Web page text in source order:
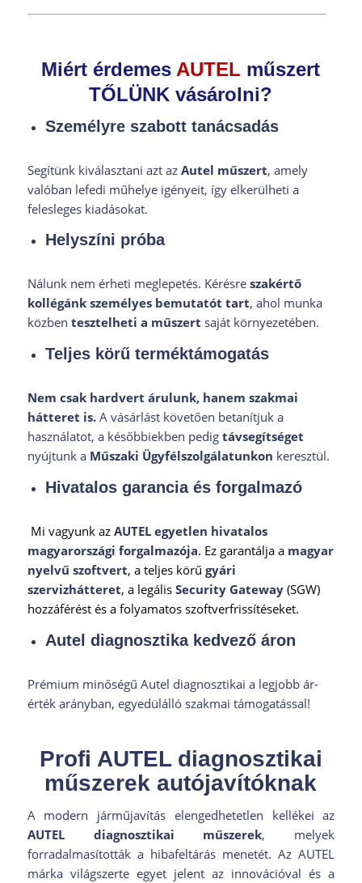
Miért érdemes AUTEL műszert
TŐLÜNK vásárolni?
Személyre szabott tanácsadás
Segítünk kiválasztani azt az Autel műszert, amely
valóban lefedi műhelye igényeit, így elkerülheti a
felesleges kiadásokat.
Helyszíni próba
Nálunk nem érheti meglepetés. Kérésre szakértő
kollégánk személyes bemutatót tart, ahol munka
közben tesztelheti a műszert saját környezetében.
Teljes körű terméktámogatás
Nem csak hardvert árulunk, hanem szakmai
hátteret is.A vásárlást követően betanítjuk a
használatot, a későbbiekben pedig távsegítséget
nyújtunk a Műszaki Ügyfélszolgálatunkon keresztül.
Hivatalos garancia és forgalmazó
Mi vagyunk az AUTEL egyetlen hivatalos
magyarországi forgalmazója. Ez garantálja a magyar
nyelvű szoftvert, a teljes körű gyári
szervizhátteret, a legális Security Gateway(SGW)
hozzáférést és a folyamatos szoftverfrissítéseket.
Autel diagnosztika kedvező áron
Prémium minőségű Autel diagnosztikai a legjobb ár-
érték arányban, egyedülálló szakmai támogatással!
Profi AUTEL diagnosztikai
műszerek autójavítóknak
A modern járműjavítás elengedhetetlen kellékei az
AUTEL diagnosztikai műszerek, melyek
forradalmasították a hibafeltárás menetét. Az AUTEL
márka világszerte egyet jelent az innovációval és a